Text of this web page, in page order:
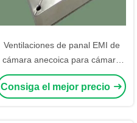
Ventilaciones de panal EMI de
cámara anecoica para cámara
emc de sala de blindaje de rf
Consiga el mejor precio